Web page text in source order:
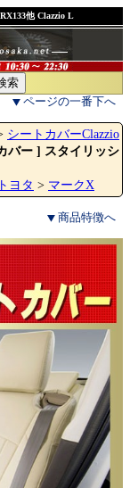
他 Clazzio L
ページの一番下へ
シートカバーClazzio
バー ] スタイリッシ
トヨタ > マークX
商品特徴へ